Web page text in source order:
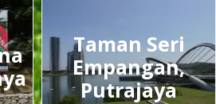
Taman Seri
Empangan,
Putrajaya